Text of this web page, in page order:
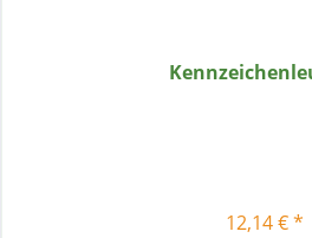
12,14 € *